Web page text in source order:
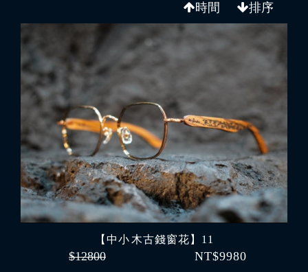
時間 排序
【中小 木古錢窗花】11
$12800 NT$9980